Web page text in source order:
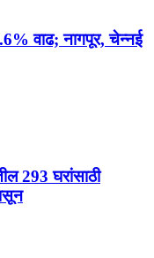
वाढ; नागपूर, चेन्नई
293 घरांसाठी